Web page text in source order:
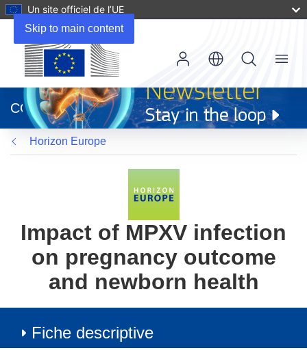
Skip to main content
Un site officiel de l’UE
dans
une
nouvelle
fenêtre)
CORDIS
Menu
Horizon Europe
Impact of MPXV infection
on pregnancy outcome
and newborn health
Fiche descriptive